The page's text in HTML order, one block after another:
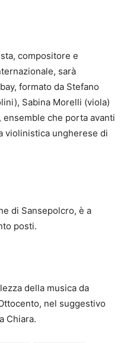
compositore e
sarà
formato da Stefano
Sabina Morelli (viola)
che porta avanti
violinistica ungherese di
di Sansepolcro, è a
posti.
della musica da
nel suggestivo
Chiara.